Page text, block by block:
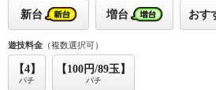
新台 増台 おす
遊技料金 （複数選択可）
【4】
パチ
【100円/89玉】
パチ